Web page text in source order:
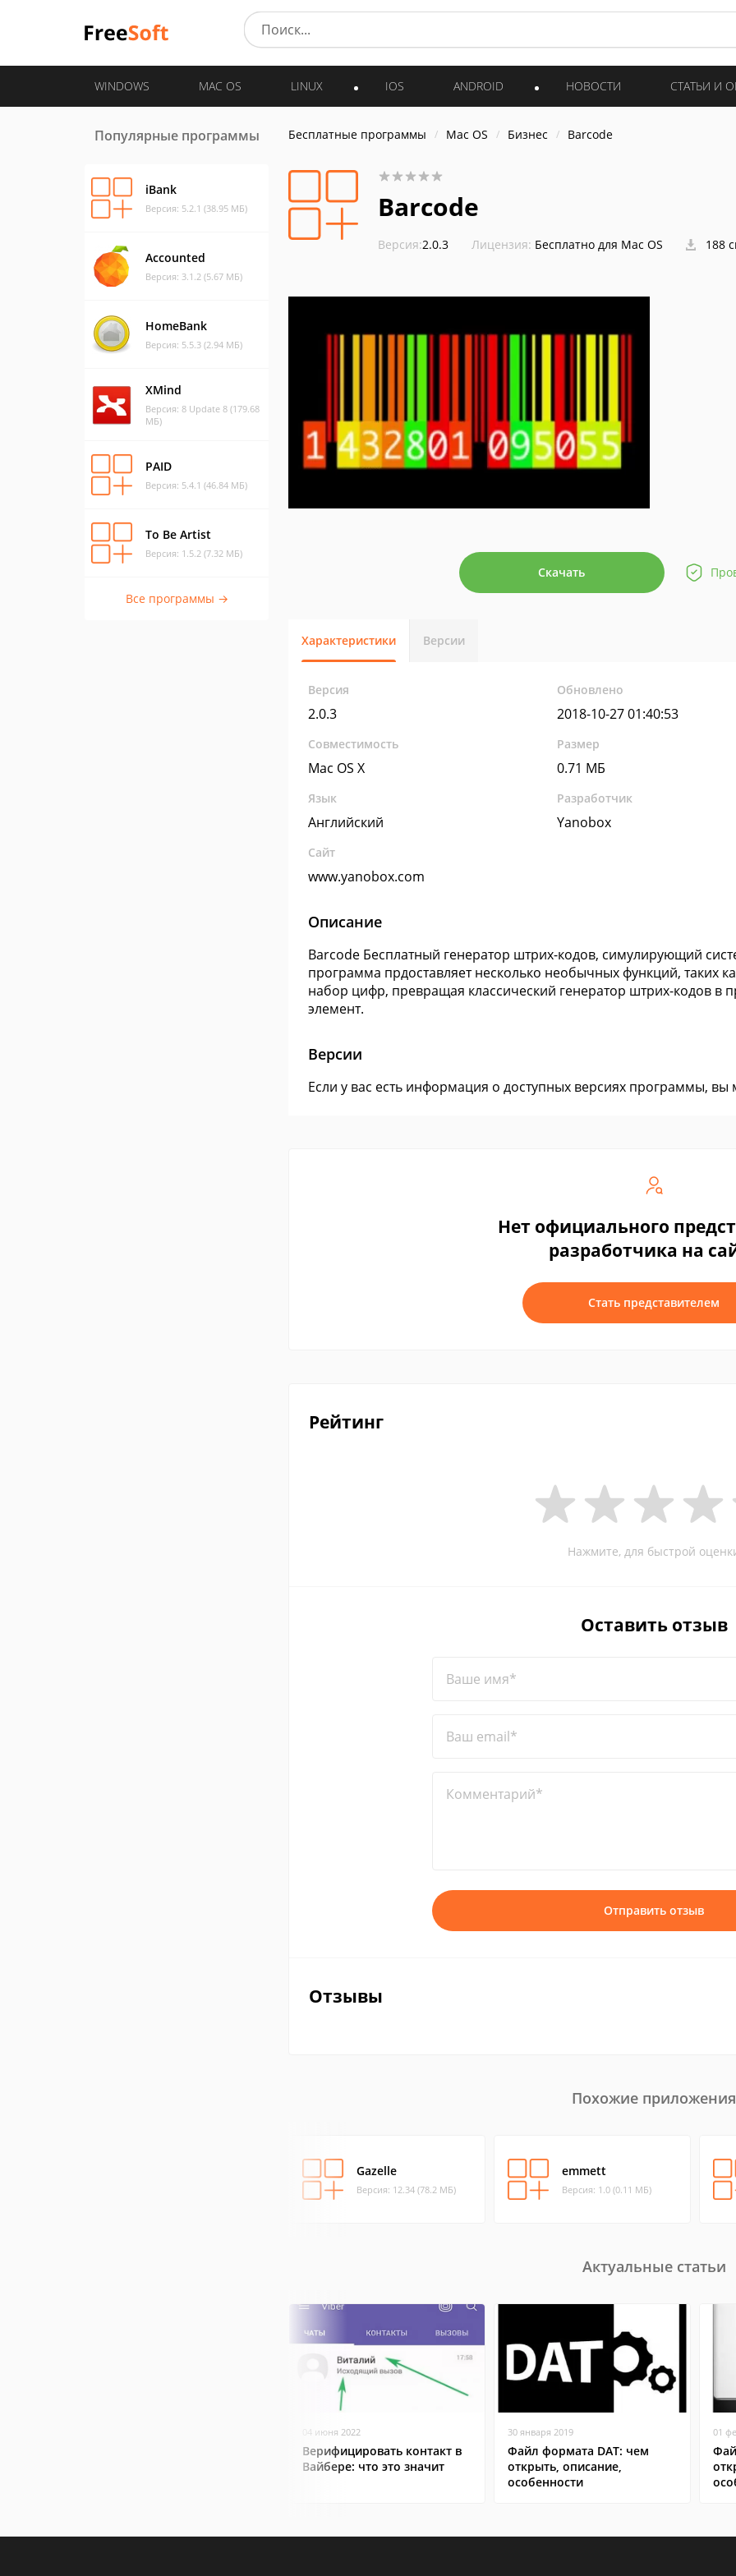
WINDOWS MAC OS LINUX IOS ANDROID НОВОСТИ СТАТЬИ И
Популярные программы
iBank
Версия: 5.2.1 (38.95 МБ)
Accounted
Версия: 3.1.2 (5.67 МБ)
HomeBank
Версия: 5.5.3 (2.94 МБ)
XMind
Версия: 8 Update 8 (179.68
МБ)
PAID
Версия: 5.4.1 (46.84 МБ)
To Be Artist
Версия: 1.5.2 (7.32 МБ)
Все программы →
Бесплатные программы Mac OS Бизнес Barcode
Barcode
Версия:2.0.3 Лицензия: Бесплатно для Mac OS 188
Скачать
Характеристики Версии
Версия
2.0.3
Обновлено
2018-10-27 01:40:53
Совместимость
Mac OS X
Размер
0.71 МБ
Язык
Английский
Разработчик
Yanobox
Сайт
www.yanobox.com
Описание
Barcode Бесплатный генератор штрих-кодов, симулирующий
программа прдоставляет несколько необычных функций, таких
набор цифр, превращая классический генератор штрих-кодов в
элемент.
Версии
Если у вас есть информация о доступных версиях программы,
Нет официального
разработчика на
Стать представителем
Рейтинг
Нажмите, для быстрой
Оставить отзыв
Ваше имя*
Ваш email*
Комментарий*
Отправить отзыв
Отзывы
Похожие приложения
Gazelle
Версия: 12.34 (78.2 МБ)
emmett
Версия: 1.0 (0.11 МБ)
Актуальные статьи
04 июня 2022
Верифицировать контакт в
Вайбере: что это значит
30 января 2019
Файл формата DAT: чем
открыть, описание,
особенности
01